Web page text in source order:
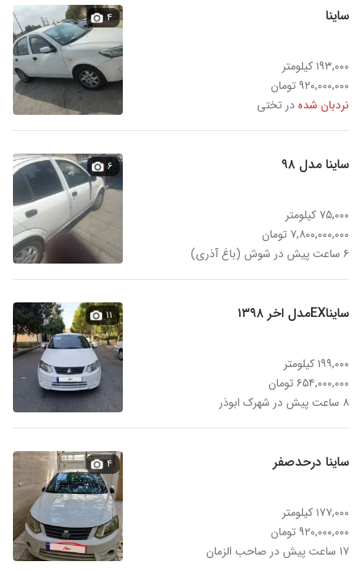
ساینا
۱۹۳,۰۰۰ کیلومتر
۹۲۰,۰۰۰,۰۰۰ تومان
نردبان شدهدر تختی
۴
ساینا مدل ۹۸
۷۵,۰۰۰ کیلومتر
۷,۸۰۰,۰۰۰,۰۰۰ تومان
۶ ساعت پیش در شوش (باغ آذری)
۶
سایناEXمدل اخر ۱۳۹۸
۱۹۹,۰۰۰ کیلومتر
۶۵۴,۰۰۰,۰۰۰ تومان
۸ ساعت پیش در شهرک ابوذر
۱۱
ساینا درحدصفر
۱۷۷,۰۰۰ کیلومتر
۹۲۰,۰۰۰,۰۰۰ تومان
۱۷ ساعت پیش در صاحب الزمان
۴